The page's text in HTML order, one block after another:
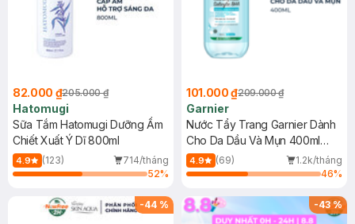
82.000 ₫205.000 ₫
Hatomugi
Sữa Tắm Hatomugi Dưỡng Ẩm
Chiết Xuất Ý Dĩ 800ml
4.9 (123)
714/tháng
52%
101.000 ₫209.000 ₫
Garnier
Nước Tẩy Trang Garnier Dành
Cho Da Dầu Và Mụn 400ml
(Mới)
4.9 (69)
1.2k/tháng
46%
-44 % -43%